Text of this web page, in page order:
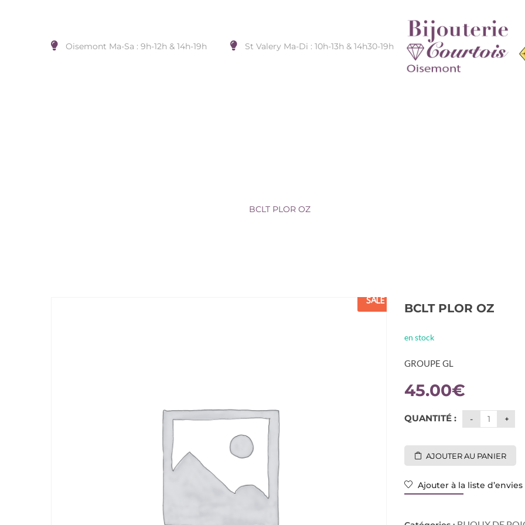
Oisemont Ma-Sa : 9h-12h & 14h-19h St Valery Ma-Di : 10h-13h & 14h30-19h
BCLT PLOR OZ
SALE BCLT PLOR OZ
en stock
GROUPE GL
45.00€
QUANTITÉ :
AJOUTER AU PANIER
Ajouter à la liste d’envies